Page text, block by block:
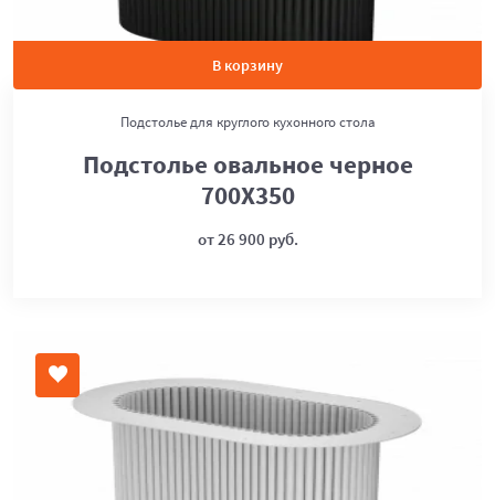
В корзину
Подстолье для круглого кухонного стола
Подстолье овальное черное
700Х350
от 26 900 руб.